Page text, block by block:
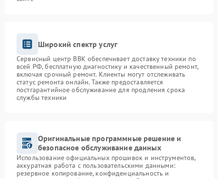
Широкий спектр услуг
Сервисный центр BBK обеспечивает доставку техники по
всей РФ, бесплатную диагностику и качественный ремонт,
включая срочный ремонт. Клиенты могут отслеживать
статус ремонта онлайн. Также предоставляется
постгарантийное обслуживание для продления срока
службы техники
Оригинальные программные решение и
безопасное обслуживание данных
Использование официальных прошивок и инструментов,
аккуратная работа с пользовательскими данными:
резервное копирование, конфиденциальность и